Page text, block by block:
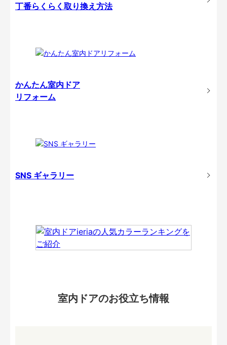
丁番らくらく取り換え方法
かんたん室内ドア
リフォーム
SNS ギャラリー
室内ドアのお役立ち情報